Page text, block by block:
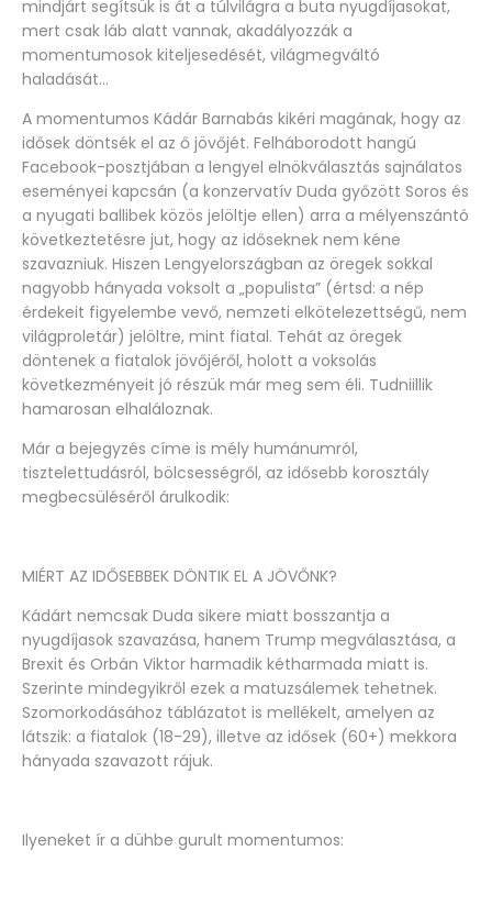
mindjárt segítsük is át a túlvilágra a buta nyugdíjasokat,
mert csak láb alatt vannak, akadályozzák a
momentumosok kiteljesedését, világmegváltó
haladását…
A momentumos Kádár Barnabás kikéri magának, hogy az
idősek döntsék el az ő jövőjét. Felháborodott hangú
Facebook-posztjában a lengyel elnökválasztás sajnálatos
eseményei kapcsán (a konzervatív Duda győzött Soros és
a nyugati ballibek közös jelöltje ellen) arra a mélyenszántó
következtetésre jut, hogy az időseknek nem kéne
szavazniuk. Hiszen Lengyelországban az öregek sokkal
nagyobb hányada voksolt a „populista” (értsd: a nép
érdekeit figyelembe vevő, nemzeti elkötelezettségű, nem
világproletár) jelöltre, mint fiatal. Tehát az öregek
döntenek a fiatalok jövőjéről, holott a voksolás
következményeit jó részük már meg sem éli. Tudniillik
hamarosan elhaláloznak.
Már a bejegyzés címe is mély humánumról,
tisztelettudásról, bölcsességről, az idősebb korosztály
megbecsüléséről árulkodik:
MIÉRT AZ IDŐSEBBEK DÖNTIK EL A JÖVŐNK?
Kádárt nemcsak Duda sikere miatt bosszantja a
nyugdíjasok szavazása, hanem Trump megválasztása, a
Brexit és Orbán Viktor harmadik kétharmada miatt is.
Szerinte mindegyikről ezek a matuzsálemek tehetnek.
Szomorkodásához táblázatot is mellékelt, amelyen az
látszik: a fiatalok (18-29), illetve az idősek (60+) mekkora
hányada szavazott rájuk.
Ilyeneket ír a dühbe gurult momentumos: